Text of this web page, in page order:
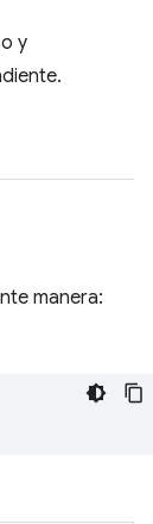
y
manera: